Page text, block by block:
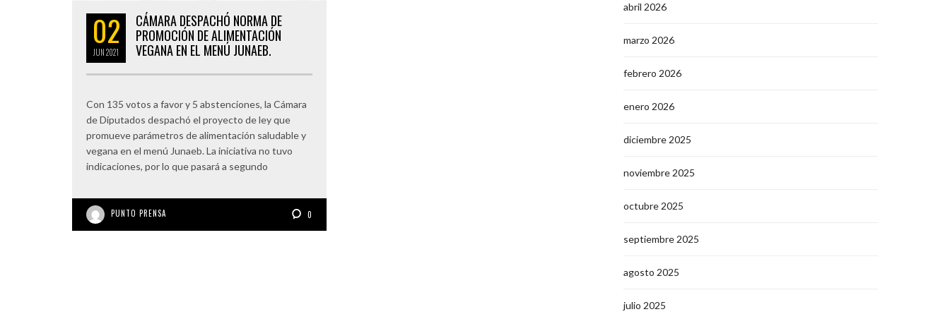
02
JUN2021
CÁMARA DESPACHÓ NORMA DE
PROMOCIÓN DE ALIMENTACIÓN
VEGANA EN EL MENÚ JUNAEB.
Con 135 votos a favor y 5 abstenciones, la Cámara
de Diputados despachó el proyecto de ley que
promueve parámetros de alimentación saludable y
vegana en el menú Junaeb. La iniciativa no tuvo
indicaciones, por lo que pasará a segundo
PUNTO PRENSA 0
abril 2026
marzo 2026
febrero 2026
enero 2026
diciembre 2025
noviembre 2025
octubre 2025
septiembre 2025
agosto 2025
julio 2025